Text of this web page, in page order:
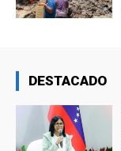
DESTACADO